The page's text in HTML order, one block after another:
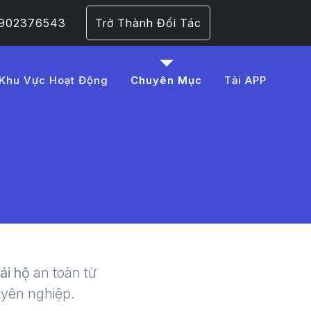
Trở Thành Đối Tác
Khu Vực Hoạt Động Chuyên Mục Tải APP
-
hộ an toàn từ
nghiệp.